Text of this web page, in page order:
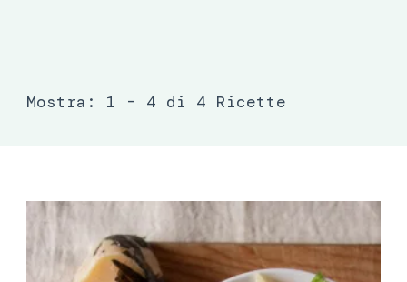
Mostra: 1 – 4 di 4 Ricette